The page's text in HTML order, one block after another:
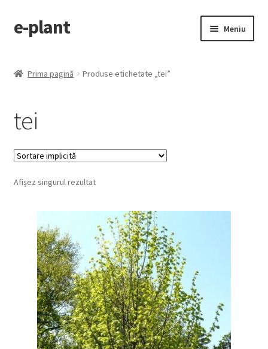
Sari
la
Sari
la
e-plant Meniu
Contact
Checkout
Prima pagină Produse etichetate „tei”
tei
Afișez singurul rezultat